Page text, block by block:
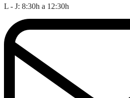
L - J: 8:30h a 12:30h